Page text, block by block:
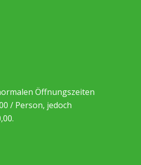
Öffnungszeiten
/ Person, jedoch